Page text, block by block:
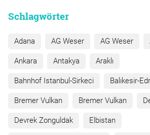
Schlagwörter
Adana AG Weser AG Weser
Ankara Antakya Araklı
Bahnhof Istanbul-Sirkeci Balıkesir-
Bremer Vulkan Bremer Vulkan
Devrek Zonguldak Elbistan